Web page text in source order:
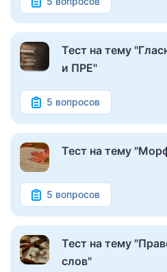
Тест на тему
и ПРЕ"
5 вопросов
Тест на тему
5 вопросов
Тест на тему
слов"